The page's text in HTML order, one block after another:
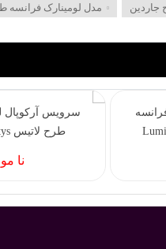
جاردین مدل لومینارک فرانسه
سرویس آرکوپال
طرح لاتیس Luminarc Latys
نا